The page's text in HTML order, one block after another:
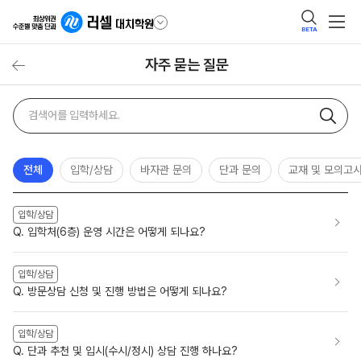
BETA
자주 묻는 질문
자주
묻는
검색
검색어
전체 입학/상담 바자관 문의 단과 문의 교재 및 모의고
입학/상담
Q. 입학처(6층) 운영 시간은 어떻게 되나요?
입학/상담
Q. 방문상담 신청 및 진행 방법은 어떻게 되나요?
입학/상담
Q. 단과 추천 및 입시(수시/정시) 상담 진행 하나요?